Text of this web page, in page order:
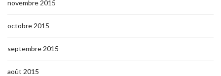
novembre 2015
octobre 2015
septembre 2015
août 2015